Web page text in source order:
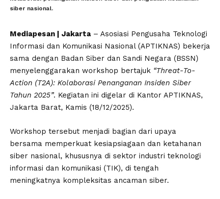
siber nasional.
Mediapesan | Jakarta – Asosiasi Pengusaha Teknologi
Informasi dan Komunikasi Nasional (APTIKNAS) bekerja
sama dengan Badan Siber dan Sandi Negara (BSSN)
menyelenggarakan workshop bertajuk “Threat-To-
Action (T2A): Kolaborasi Penanganan Insiden Siber
Tahun 2025”. Kegiatan ini digelar di Kantor APTIKNAS,
Jakarta Barat, Kamis (18/12/2025).
Workshop tersebut menjadi bagian dari upaya
bersama memperkuat kesiapsiagaan dan ketahanan
siber nasional, khususnya di sektor industri teknologi
informasi dan komunikasi (TIK), di tengah
meningkatnya kompleksitas ancaman siber.